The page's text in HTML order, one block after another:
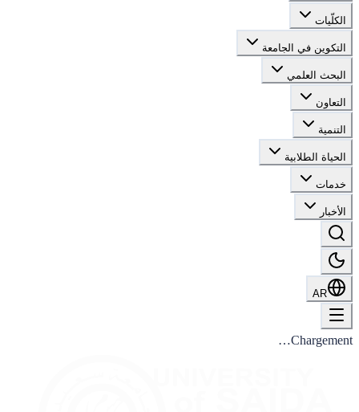
الكلّيات
التكوين في الجامعة
البحث العلمي
التعاون
التنمية
الحياة الطلابية
خدمات
الأخبار
AR
Chargement…